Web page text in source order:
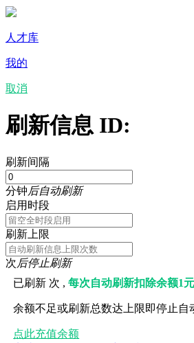
人才库
我的
取消
刷新信息 ID:
刷新间隔
分钟后自动刷新
启用时段
刷新上限
次后停止刷新
已刷新 次 ,每次自动刷新扣除余额1元
余额不足或刷新总数达上限即停止自
点此充值余额